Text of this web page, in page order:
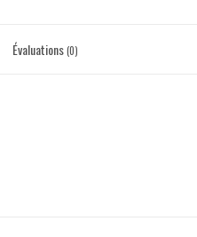
Évaluations(0)